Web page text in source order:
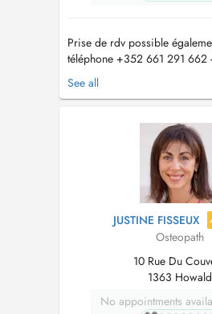
Prise de rdv possible
téléphone +352 661 291 662
ATTENTION - CHANGEMENT
Luxembourg Prix de la
100 euros à compter du 1er
2026 : Ostéopa...
See all
JUSTINE FISSEUX
Osteopath
10 Rue Du
1363 Howald
No appointments